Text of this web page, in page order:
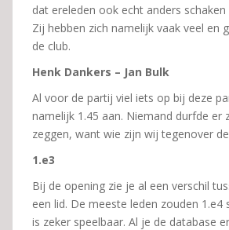
dat ereleden ook echt anders
Zij hebben zich namelijk vaak veel en
de club.
Henk Dankers – Jan Bulk
Al voor de partij viel iets op bij deze
namelijk 1.45 aan. Niemand durfde er
zeggen, want wie zijn wij tegenover
1.e3
Bij de opening zie je al een verschil
een lid. De meeste leden zouden 1.e4
is zeker speelbaar. Al je de database